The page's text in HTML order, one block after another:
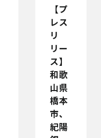
【プ
レス
リ
リー
ス】
和歌
山県
橋本
市、
紀陽